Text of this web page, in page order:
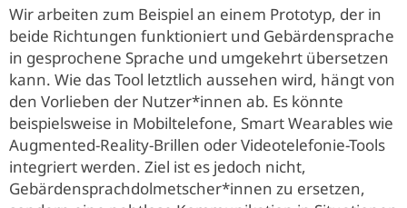
Wir arbeiten zum Beispiel an einem Prototyp, der in
beide Richtungen funktioniert und Gebärdensprache
in gesprochene Sprache und umgekehrt übersetzen
kann. Wie das Tool letztlich aussehen wird, hängt von
den Vorlieben der Nutzer*innen ab. Es könnte
beispielsweise in Mobiltelefone, Smart Wearables wie
Augmented-Reality-Brillen oder Videotelefonie-Tools
integriert werden. Ziel ist es jedoch nicht,
Gebärdensprachdolmetscher*innen zu ersetzen,